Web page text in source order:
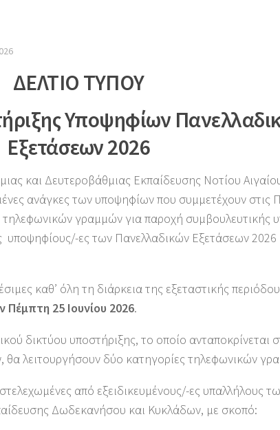
ΔΕΛΤΙΟ ΤΥΠΟΥ
Υποψηφίων
Εξετάσεων 2026
και Δευτεροβάθμιας Εκπαίδευσης Νοτίου
ανάγκες των υποψηφίων που συμμετέχουν στις
τηλεφωνικών γραμμών για παροχή συμβουλευτικής
υποψηφίους/-ες των Πανελλαδικών Εξετάσεων 2026
καθ’ όλη τη διάρκεια της εξεταστικής
Πέμπτη 25 Ιουνίου 2026.
δικτύου υποστήριξης, το οποίο ανταποκρίνεται
θα λειτουργήσουν δύο κατηγορίες τηλεφωνικών
από εξειδικευμένους/-ες υπαλλήλους
Δωδεκανήσου και Κυκλάδων, με σκοπό: